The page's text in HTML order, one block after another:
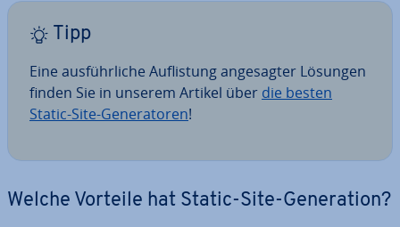
Tipp
Eine aus­führ­li­che Auf­lis­tung an­ge­sag­ter Lösungen
finden Sie in unserem Artikel über die besten
Static-Site-Ge­ne­ra­to­ren!
Welche Vorteile hat Static-Site-Ge­ne­ra­ti­on?